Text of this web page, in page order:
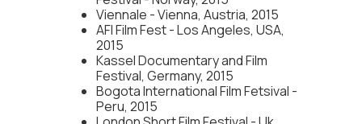
Viennale - Vienna, Austria, 2015
AFI Film Fest - Los Angeles, USA,
2015
Kassel Documentary and Film
Festival, Germany, 2015
Bogota International Film Fetsival -
Peru, 2015